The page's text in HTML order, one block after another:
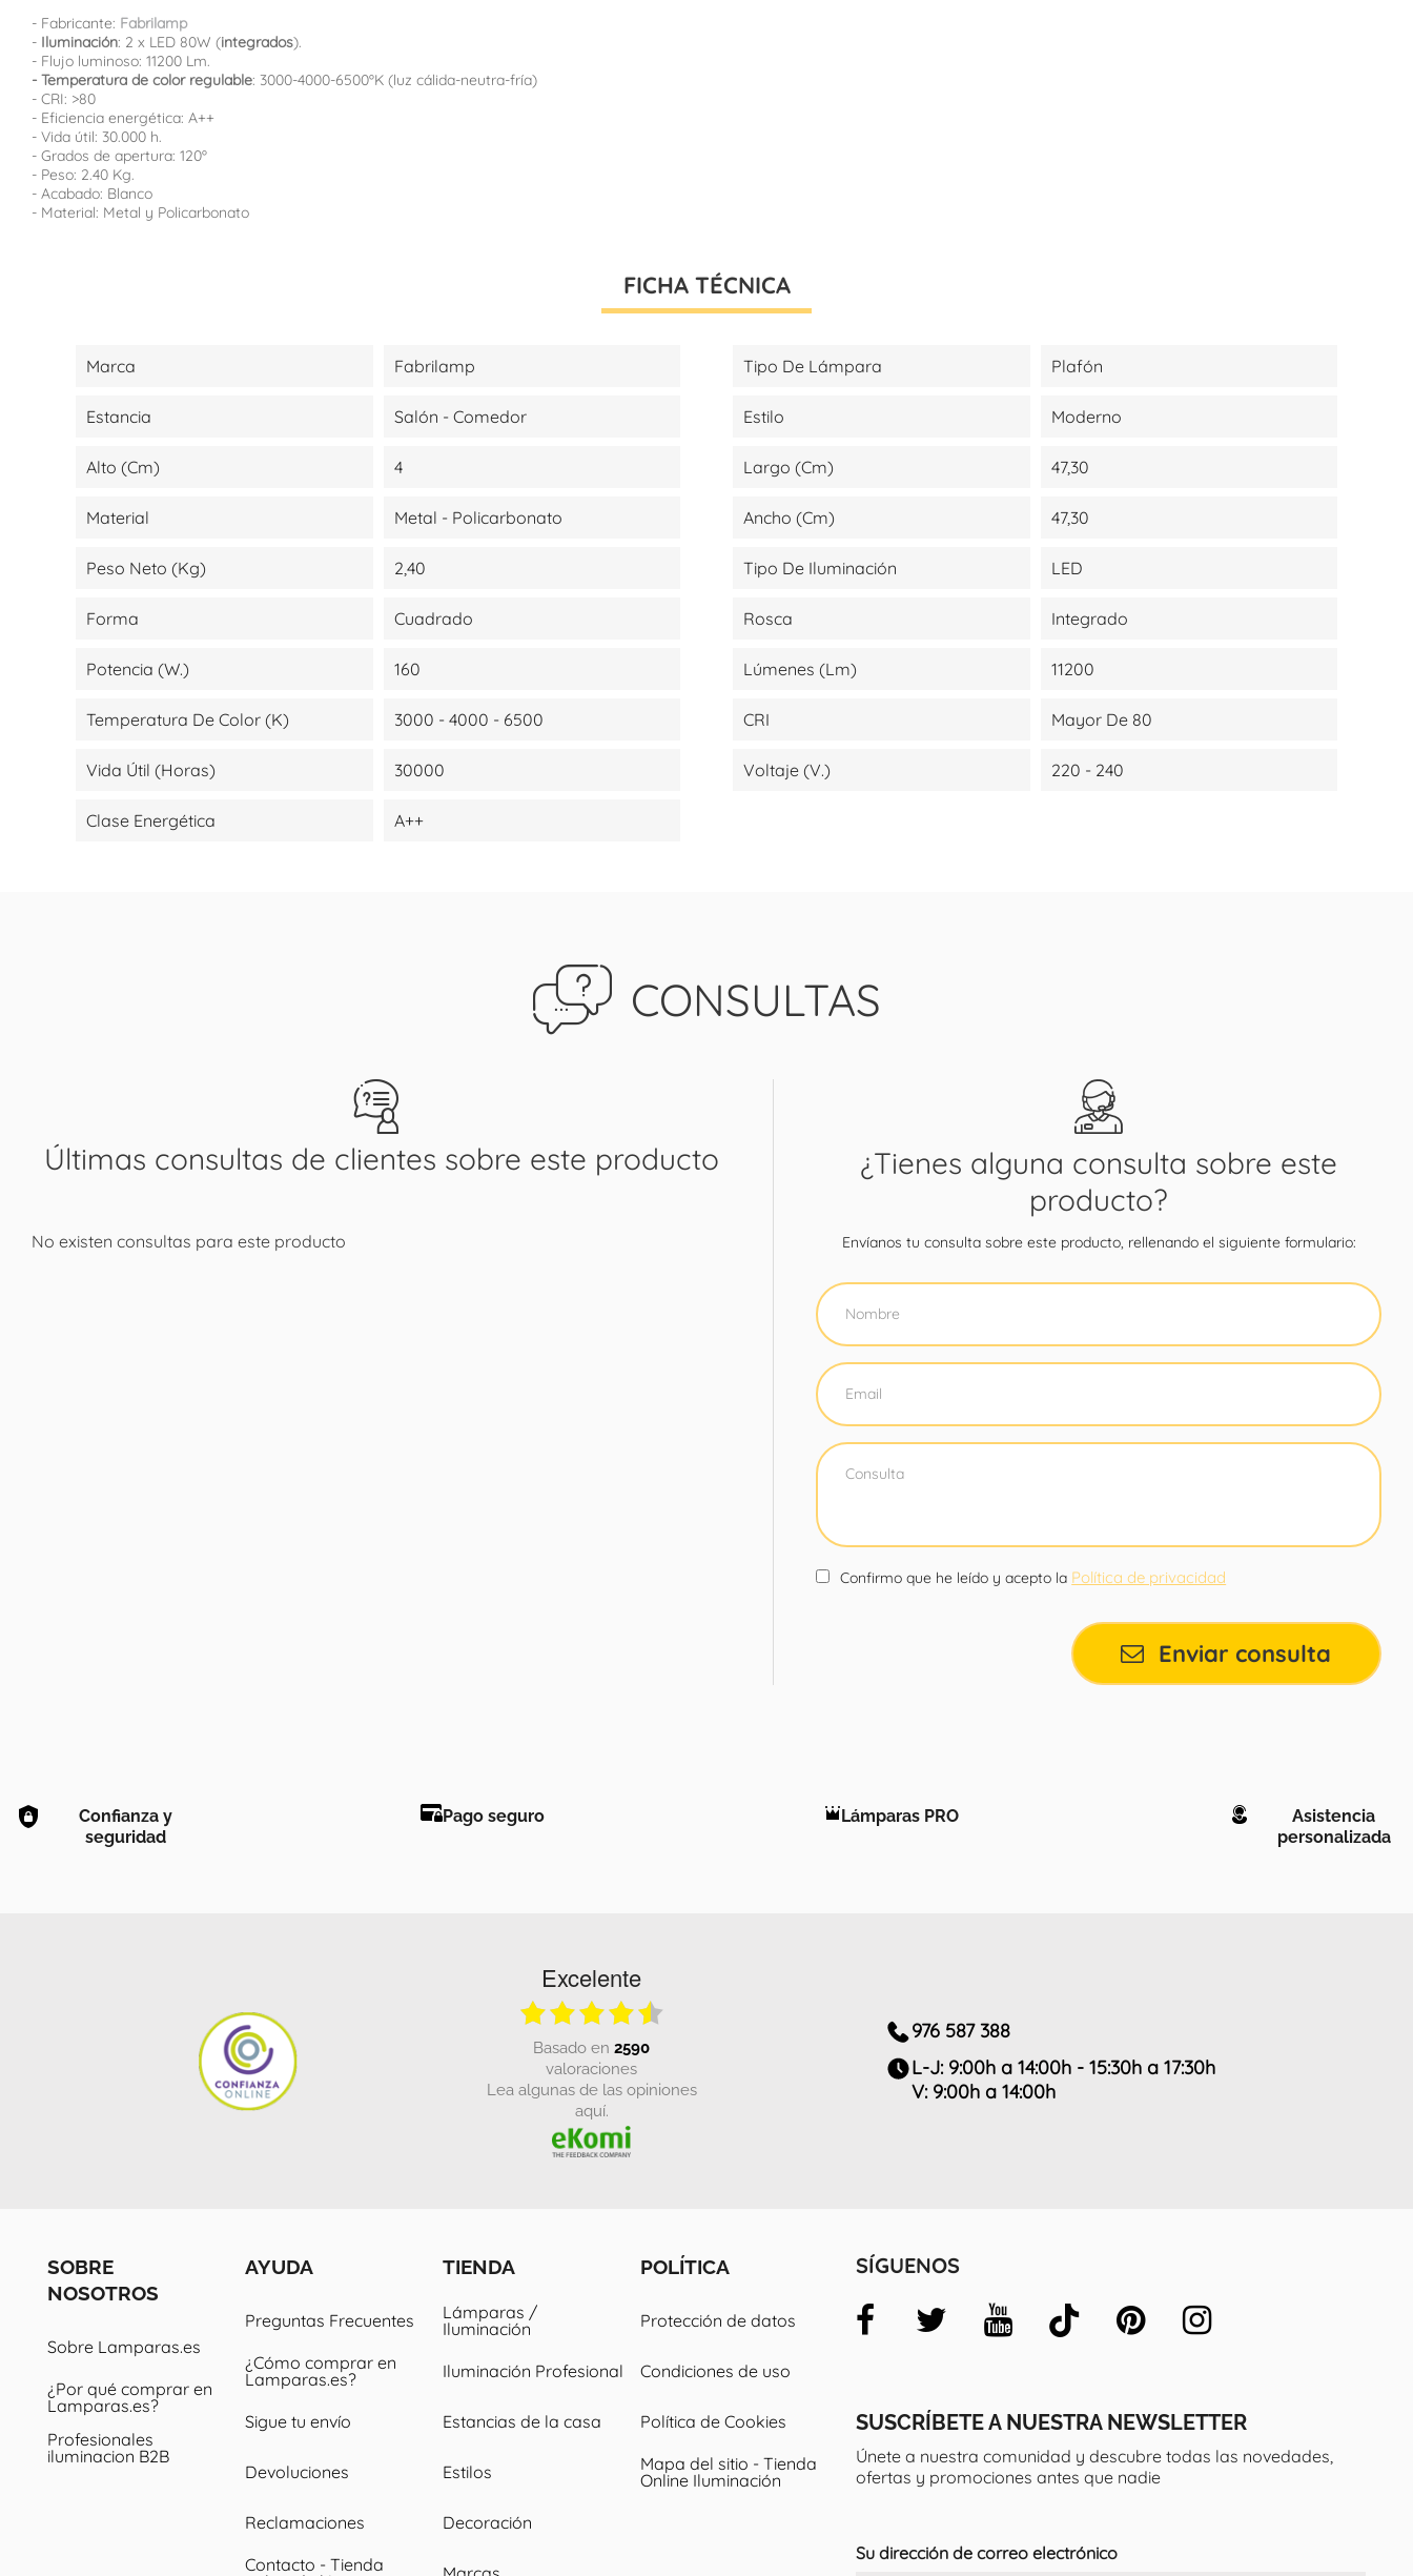
- Fabricante: Fabrilamp
- Iluminación: 2 x LED 80W (integrados).
- Flujo luminoso: 11200 Lm.
- Temperatura de color regulable: 3000-4000-6500ºK (luz cálida-neutra-fría)
- CRI: >80
- Eficiencia energética: A++
- Vida útil: 30.000 h.
- Grados de apertura: 120º
- Peso: 2.40 Kg.
- Acabado: Blanco
- Material: Metal y Policarbonato
FICHA TÉCNICA
Marca Fabrilamp Tipo De Lámpara Plafón
Estancia Salón - Comedor Estilo Moderno
Alto (cm) 4 Largo (cm) 47,30
Material Metal - Policarbonato Ancho (cm) 47,30
Peso Neto (kg) 2,40 Tipo De Iluminación LED
Forma Cuadrado Rosca Integrado
Potencia (W.) 160 Lúmenes (lm) 11200
Temperatura De Color (K) 3000 - 4000 - 6500 CRI Mayor De 80
Vida Útil (Horas) 30000 Voltaje (V.) 220 - 240
Clase Energética A++
CONSULTAS
Últimas consultas de clientes sobre este producto
No existen consultas para este producto
¿Tienes alguna consulta sobre este
producto?
Envíanos tu consulta sobre este producto, rellenando el siguiente formulario:
Confirmo que he leído y acepto la Política de privacidad
Enviar consulta
Confianza y
seguridad
Pago seguro Lámparas PRO
Asistencia
personalizada
Excelente
basado en 2590
valoraciones
Lea algunas de las opiniones
aquí.
976 587 388
L-J: 9:00h a 14:00h - 15:30h a 17:30h
V: 9:00h a 14:00h
SOBRE
NOSOTROS
Sobre Lamparas.es
¿Por qué comprar en
Lamparas.es?
Profesionales
iluminacion B2B
AYUDA
Preguntas Frecuentes
¿Cómo comprar en
Lamparas.es?
Sigue tu envío
Devoluciones
Reclamaciones
Contacto - Tienda
TIENDA
Lámparas /
Iluminación
Iluminación Profesional
Estancias de la casa
Estilos
Decoración
POLÍTICA
Protección de datos
Condiciones de uso
Política de Cookies
Mapa del sitio - Tienda
Online Iluminación
SUSCRÍBETE A NUESTRA NEWSLETTER
Únete a nuestra comunidad y descubre todas las novedades,
ofertas y promociones antes que nadie
Su dirección de correo electrónico
SÍGUENOS